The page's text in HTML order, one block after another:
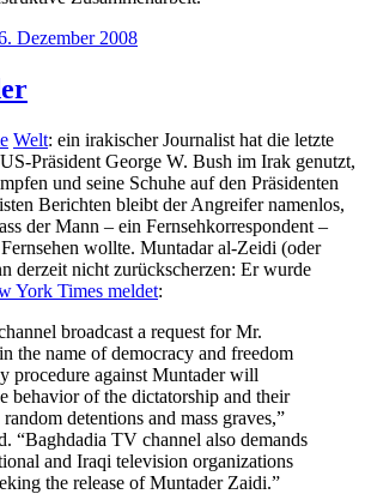
Dezember 2008
Welt: ein irakischer Journalist hat die letzte
Präsident George W. Bush im Irak genutzt,
und seine Schuhe auf den Präsidenten
Berichten bleibt der Angreifer namenlos,
der Mann – ein Fernsehkorrespondent –
wollte. Muntadar al-Zeidi (oder
derzeit nicht zurückscherzen: Er wurde
York Times meldet:
broadcast a request for Mr.
the name of democracy and freedom
procedure against Muntader will
behavior of the dictatorship and their
detentions and mass graves,”
“Baghdadia TV channel also demands
and Iraqi television organizations
the release of Muntader Zaidi.”